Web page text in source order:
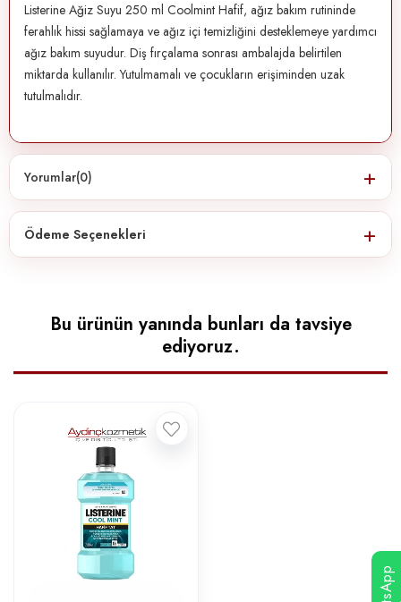
Listerine Ağiz Suyu 250 ml Coolmint Hafif, ağız bakım rutininde
ferahlık hissi sağlamaya ve ağız içi temizliğini desteklemeye yardımcı
ağız bakım suyudur. Diş fırçalama sonrası ambalajda belirtilen
miktarda kullanılır. Yutulmamalı ve çocukların erişiminden uzak
tutulmalıdır.
Yorumlar(0)
Ödeme Seçenekleri
Bu ürünün yanında bunları da tavsiye
ediyoruz.